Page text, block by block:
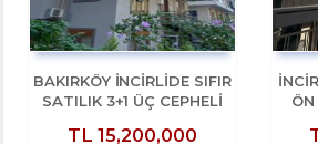
BAKIRKÖY İNCİRLİDE SIFIR
SATILIK 3+1 ÜÇ CEPHELİ
TL 15,200,000
ÖN